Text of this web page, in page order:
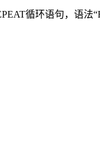
循环语句，语法